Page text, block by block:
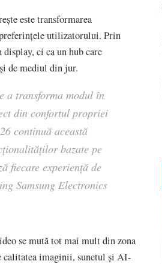
este transformarea
utilizatorului. Prin
ci ca un hub care
de mediul din jur.
a transforma modul în
din confortul propriei
continuă această
bazate pe
fiecare experiență de
Samsung Electronics
se mută tot mai mult din zona
calitatea imaginii, sunetul și AI-